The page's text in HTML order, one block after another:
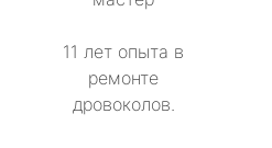
11 лет опыта в
ремонте
дровоколов.